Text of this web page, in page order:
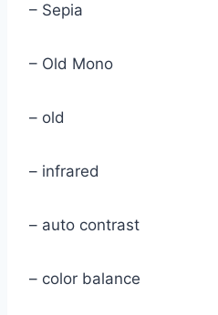
– Sepia
– Old Mono
– old
– infrared
– auto contrast
– color balance